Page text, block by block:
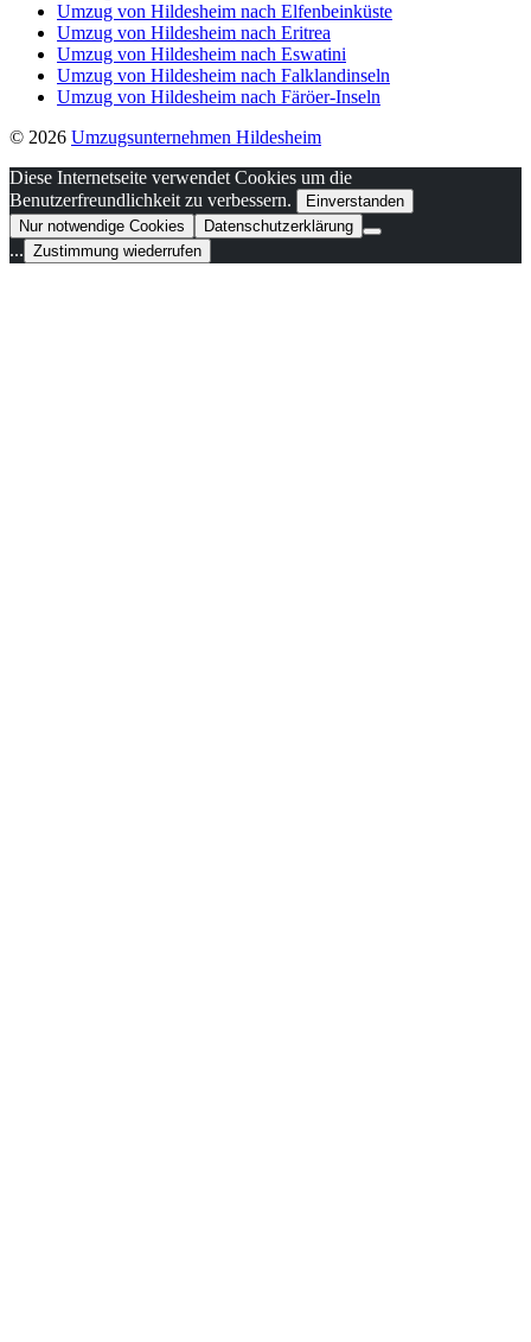
Umzug von Hildesheim nach Elfenbeinküste
Umzug von Hildesheim nach Eritrea
Umzug von Hildesheim nach Eswatini
Umzug von Hildesheim nach Falklandinseln
Umzug von Hildesheim nach Färöer-Inseln
© 2026 Umzugsunternehmen Hildesheim
Diese Internetseite verwendet Cookies um die
Benutzerfreundlichkeit zu verbessern.
Einverstanden
Nur notwendige Cookies
Datenschutzerklärung
... Zustimmung wiederrufen